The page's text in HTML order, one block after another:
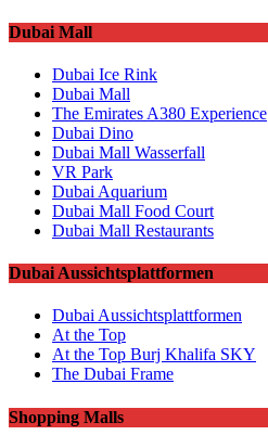
Dubai Mall
Dubai Ice Rink
Dubai Mall
The Emirates A380 Experience
Dubai Dino
Dubai Mall Wasserfall
VR Park
Dubai Aquarium
Dubai Mall Food Court
Dubai Mall Restaurants
Dubai Aussichtsplattformen
Dubai Aussichtsplattformen
At the Top
At the Top Burj Khalifa SKY
The Dubai Frame
Shopping Malls